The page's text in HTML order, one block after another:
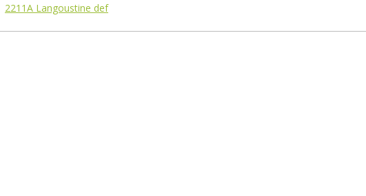
2211A Langoustine def